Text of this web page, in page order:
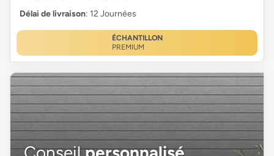
Délai de livraison: 12 Journées
ÉCHANTILLON
PREMIUM